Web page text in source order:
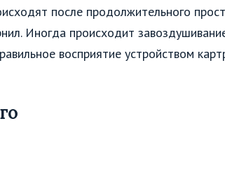
после продолжительного
Иногда происходит
восприятие устройством